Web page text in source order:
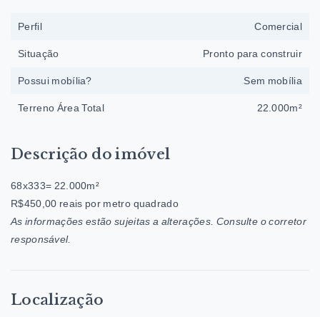
Descrição do imóvel
68x333= 22.000m²
R$450,00 reais por metro quadrado
As informações estão sujeitas a alterações. Consulte o corretor
responsável.
Localização
Perfil Comercial
Situação Pronto para construir
Possui mobília? Sem mobília
Terreno Área Total 22.000m²